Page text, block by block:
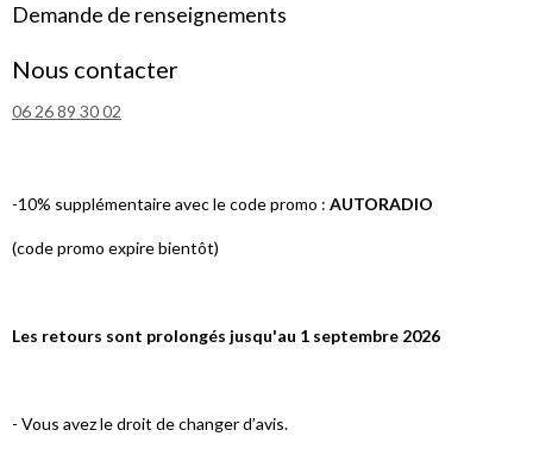
Demande de renseignements
Nous contacter
06 26 89 30 02
-10% supplémentaire avec le code promo : AUTORADIO
(code promo expire bientôt)
Les retours sont prolongés jusqu'au 1 septembre 2026
- Vous avez le droit de changer d’avis.